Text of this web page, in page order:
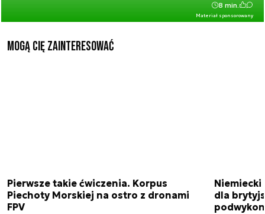
Materiał sponsorowany
8 min.
Mogą Cię zainteresować
Pierwsze takie ćwiczenia. Korpus
Piechoty Morskiej na ostro z dronami
FPV
dla